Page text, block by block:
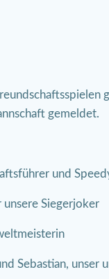
gemeldet.
und
unsere Siegerjoker
Sebastian, unser